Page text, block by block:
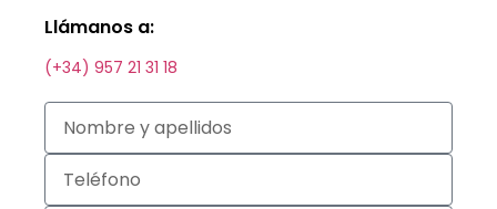
Llámanos a:
(+34) 957 21 31 18